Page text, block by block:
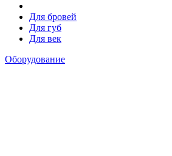
Для бровей
Для губ
Для век
Оборудование